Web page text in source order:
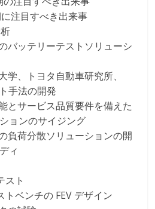
注目すべき出来事
バッテリーテストソリューシ
学、トヨタ自動車研究所、
手法の開発
とサービス品質要件を備えた
ョンのサイジング
負荷分散ソリューションの開
ィ
スト
ベンチの FEV デザイン